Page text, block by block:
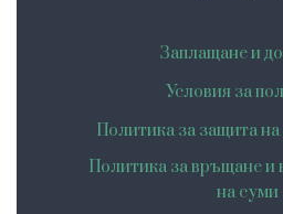
Заплащане и
Условия за
Политика за защита
Политика за връщане и
на суми